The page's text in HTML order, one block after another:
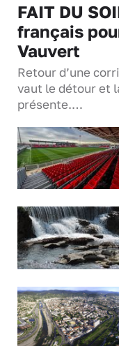
FAIT DU
français
Vauvert
Retour d’une
vaut le détour et
présente.…